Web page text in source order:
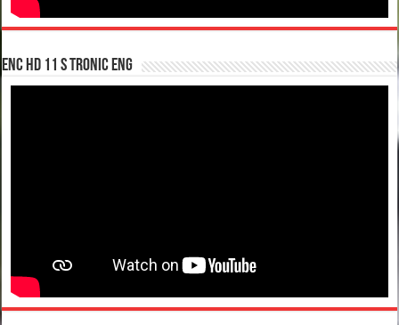
enc hd 11 S tronic ENG